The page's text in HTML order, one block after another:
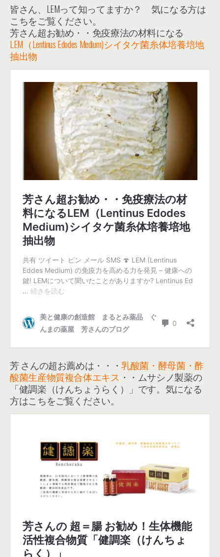
皆さん、LEMって知ってますか？ 気になる方は
こちをご覧ください。
芳さん超お勧め・・免疫療法の材料になる
LEM（Lentinus Edodes Medium)シイタケ菌糸体培養培地
抽出物
芳 さんの超お薦めは・・・乳酸菌・酵母菌・酢
酸菌生産物質複合体エキス ・・ムサシノ製薬の
「健調楽（けんちょうらく）」です。気になる
方はこちをご覧ください。